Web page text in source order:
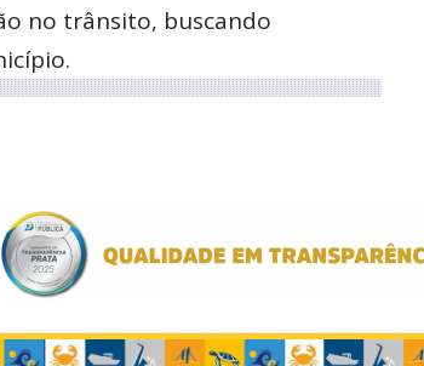
no trânsito, buscando